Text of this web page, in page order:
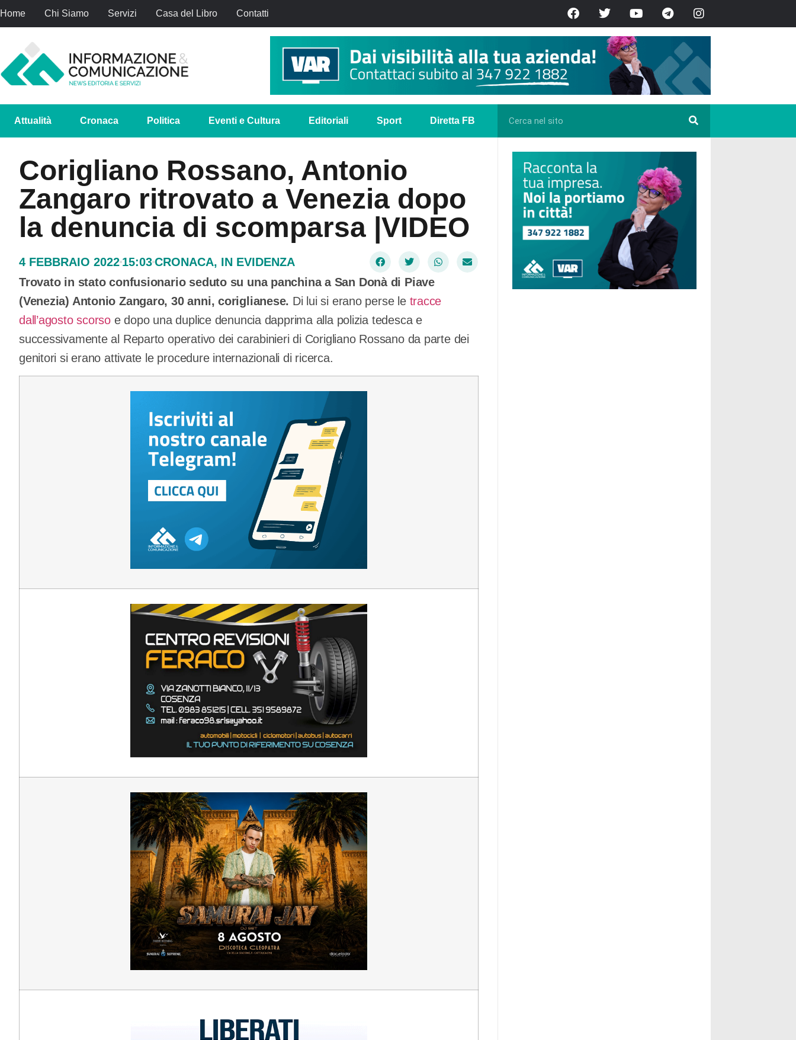
Home Chi Siamo Servizi Casa del Libro Contatti
Attualità Cronaca Politica Eventi e Cultura Editoriali Sport Diretta FB
Corigliano Rossano, Antonio
Zangaro ritrovato a Venezia dopo
la denuncia di scomparsa |VIDEO
4 FEBBRAIO 2022 15:03CRONACA, IN EVIDENZA
Trovato in stato confusionario seduto su una panchina a San Donà di Piave
(Venezia) Antonio Zangaro, 30 anni, coriglianese. Di lui si erano perse le tracce
dall’agosto scorso e dopo una duplice denuncia dapprima alla polizia tedesca e
successivamente al Reparto operativo dei carabinieri di Corigliano Rossano da parte dei
genitori si erano attivate le procedure internazionali di ricerca.